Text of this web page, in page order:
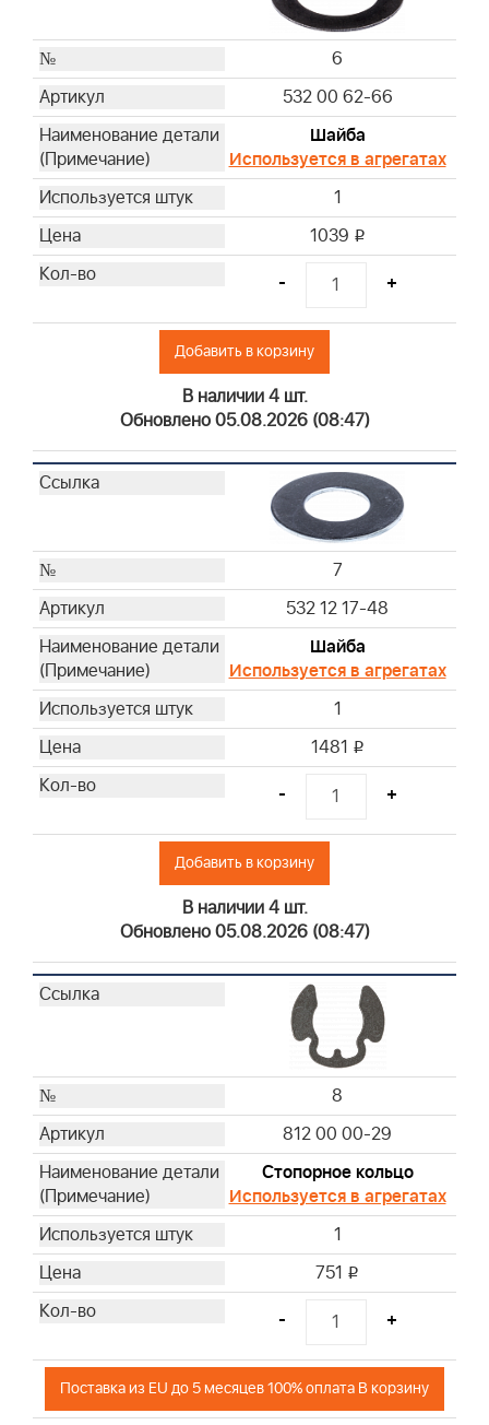
6
532 00 62-66
Шайба
Используется в агрегатах
1
1039 i
- +
Добавить в корзину
В наличии 4 шт.
Обновлено 05.08.2026 (08:47)
7
532 12 17-48
Шайба
Используется в агрегатах
1
1481 i
- +
Добавить в корзину
В наличии 4 шт.
Обновлено 05.08.2026 (08:47)
8
812 00 00-29
Стопорное кольцо
Используется в агрегатах
1
751 i
- +
Поставка из EU до 5 месяцев 100% оплата В корзину